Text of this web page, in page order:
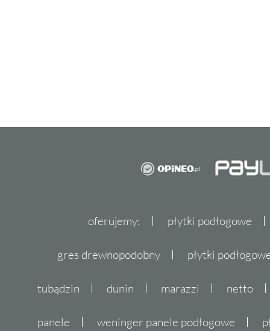
oferujemy: płytki podłogowe
gres drewnopodobny płytki
tubądzin dunin marazzi netto
panele weninger panele podłogowe